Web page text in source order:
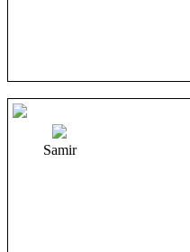
Samir